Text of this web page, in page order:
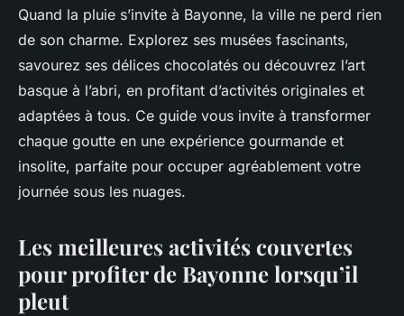
Que faire à Bayonne quand il
pleut : visite gourmande et
insolite
Théo•27 juin 2025 •5 min de lecture
Quand la pluie s’invite à Bayonne, la ville ne perd rien
de son charme. Explorez ses musées fascinants,
savourez ses délices chocolatés ou découvrez l’art
basque à l’abri, en profitant d’activités originales et
adaptées à tous. Ce guide vous invite à transformer
chaque goutte en une expérience gourmande et
insolite, parfaite pour occuper agréablement votre
journée sous les nuages.
Les meilleures activités couvertes
pour profiter de Bayonne lorsqu’il
pleut